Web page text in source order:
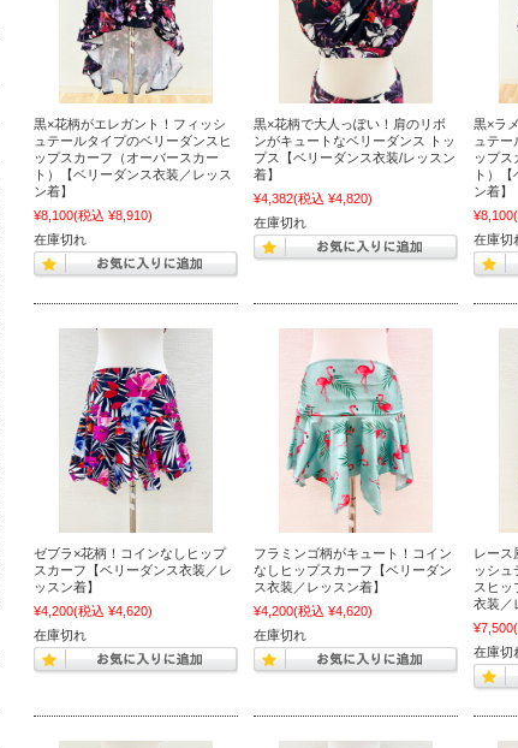
黒×花柄がエレガント！フィッシ
ュテールタイプのベリーダンスヒ
ップスカーフ（オーバースカー
ト）【ベリーダンス衣装／レッス
ン着】
¥8,100(税込 ¥8,910)
在庫切れ
黒×花柄で大人っぽい！肩のリボ
ンがキュートなベリーダンス トッ
プス【ベリーダンス衣装/レッスン
着】
¥4,382(税込 ¥4,820)
在庫切れ
黒×ラ
ュテ
ップス
ト）
ン着】
¥8,100
在庫切
ゼブラ×花柄！コインなしヒップ
スカーフ【ベリーダンス衣装／レ
ッスン着】
¥4,200(税込 ¥4,620)
在庫切れ
フラミンゴ柄がキュート！コイン
なしヒップスカーフ【ベリーダン
ス衣装／レッスン着】
¥4,200(税込 ¥4,620)
在庫切れ
レース
ッシュ
スヒッ
衣装／
¥7,500
在庫切